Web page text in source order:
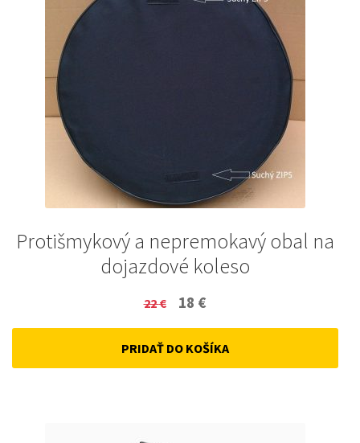
Protišmykový a nepremokavý obal na
dojazdové koleso
22€
Original
price
was:
18 €
price
is:
PRIDAŤ DO KOŠÍKA